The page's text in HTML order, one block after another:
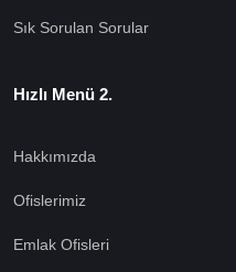
Sık Sorulan Sorular
Hızlı Menü 2.
Hakkımızda
Ofislerimiz
Emlak Ofisleri